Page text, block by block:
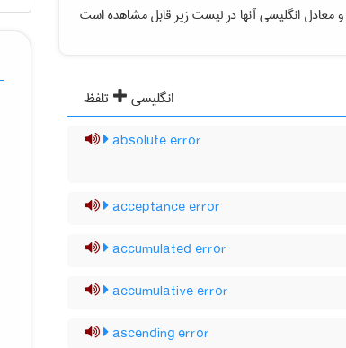
و معادل انگلیسی آنها در لیست زیر قابل مشاهده است
انگلیسی
تلفظ
absolute error
acceptance error
accumulated error
accumulative error
ascending error